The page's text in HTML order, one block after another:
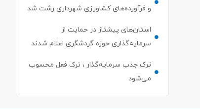
و فرآورده‌های کشاورزی شهرداری رشت شد
استان‌های پیشتاز در حمایت از
سرمایه‌گذاری حوزه گردشگری اعلام شدند
ترک جذب سرمایه‌گذار ، ترک فعل محسوب
می‌شود